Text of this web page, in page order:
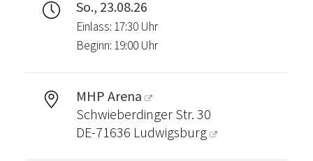
So., 23.08.26
Einlass: 17:30 Uhr
Beginn: 19:00 Uhr
MHP Arena
Schwieberdinger Str. 30
DE-71636 Ludwigsburg